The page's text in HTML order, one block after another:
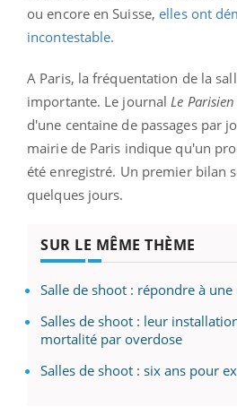
ou encore en Suisse,elles ont
incontestable.
A Paris, la fréquentation de la
importante. Le journal Le Parisien
d'une centaine de passages par
mairie de Paris indique qu'un
été enregistré. Un premier bilan
quelques jours.
SUR LE MÊME THÈME
Salle de shoot : répondre à
Salles de shoot : leur
mortalité par overdose
Salles de shoot : six ans pour